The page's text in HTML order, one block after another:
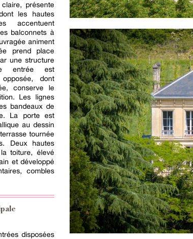
présente
les hautes
accentuent
balconnets à
animent
prend place
une structure
entrée est
dont
conserve le
Les lignes
bandeaux de
La porte est
au dessin
tournée
Deux hautes
toiture, élevé
et développé
combles
disposées